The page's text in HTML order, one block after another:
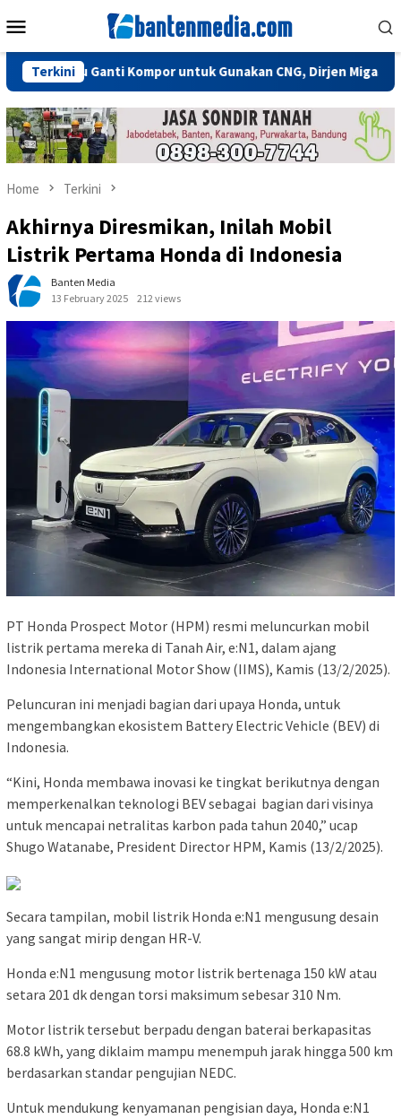
to
Menu
Terkini
Perlu Ganti Kompor untuk Gunakan CNG, Dirjen Migas: Cukup
Home Terkini
Akhirnya Diresmikan, Inilah Mobil
Listrik Pertama Honda di Indonesia
Banten Media
13 February 2025
212 views
PT Honda Prospect Motor (HPM) resmi meluncurkan mobil
listrik pertama mereka di Tanah Air, e:N1, dalam ajang
Indonesia International Motor Show (IIMS), Kamis (13/2/2025).
Peluncuran ini menjadi bagian dari upaya Honda, untuk
mengembangkan ekosistem Battery Electric Vehicle (BEV) di
Indonesia.
“Kini, Honda membawa inovasi ke tingkat berikutnya dengan
memperkenalkan teknologi BEV sebagai bagian dari visinya
untuk mencapai netralitas karbon pada tahun 2040,” ucap
Shugo Watanabe, President Director HPM, Kamis (13/2/2025).
Secara tampilan, mobil listrik Honda e:N1 mengusung desain
yang sangat mirip dengan HR-V.
Honda e:N1 mengusung motor listrik bertenaga 150 kW atau
setara 201 dk dengan torsi maksimum sebesar 310 Nm.
Motor listrik tersebut berpadu dengan baterai berkapasitas
68.8 kWh, yang diklaim mampu menempuh jarak hingga 500 km
berdasarkan standar pengujian NEDC.
Untuk mendukung kenyamanan pengisian daya, Honda e:N1